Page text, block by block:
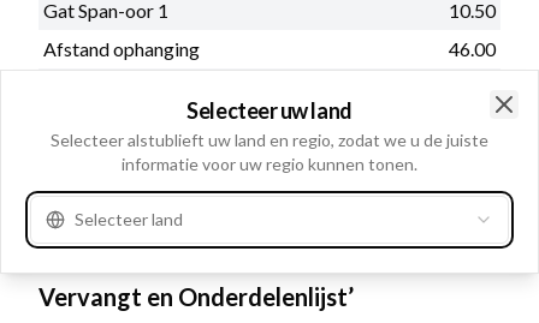
Gat Span-oor 1
10.50
Afstand ophanging
46.00
Maat Montage oor/achter
Poelie
Multi-V/ Vrijloop
Zie meer
Vervangt en Onderdelenlijst’
Selecteer uw land
Selecteer alstublieft uw land en regio, zodat we u de juiste
informatie voor uw regio kunnen tonen.
Selecteer land